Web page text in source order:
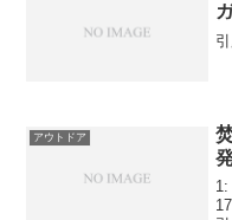
アウトドア